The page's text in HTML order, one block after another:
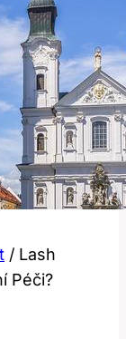
/ Lash
Péči?